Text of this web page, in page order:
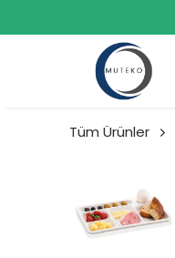
Tüm Ürünler